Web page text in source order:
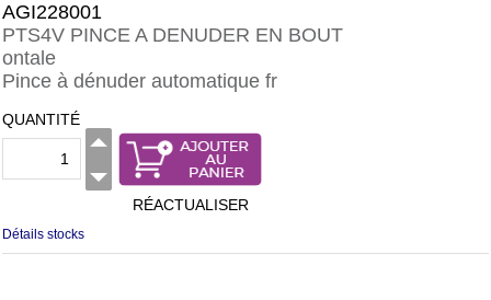
AGI228001
PTS4V PINCE A DENUDER EN BOUT
ontale
Pince à dénuder automatique fr
QUANTITÉ
RÉACTUALISER
Détails stocks